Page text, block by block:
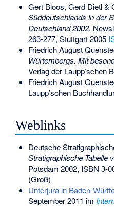
Gert Bloos, Gerd Dietl &
Süddeutschlands in der
Deutschland 2002.
263-277, Stuttgart 2005
Friedrich August
Würtembergs. Mit
Verlag der Laupp’schen
Friedrich August
Laupp’schen
Weblinks
Deutsche
Stratigraphische Tabelle
Potsdam 2002, ISBN 3-
(Groß)
Unterjura in Baden-
September 2011 im